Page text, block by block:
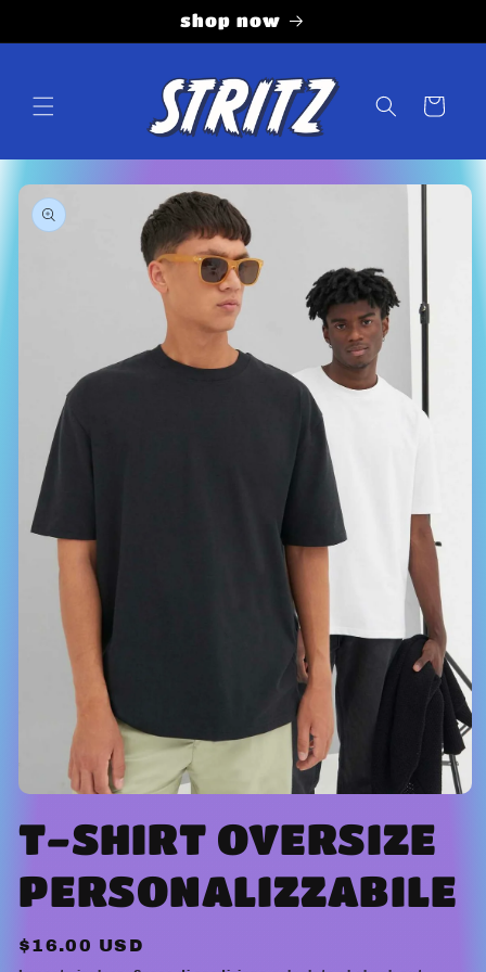
ai contenuti
shop now
Carrello
Passa alle
informazioni
sul prodotto
multimediali
finestra
modale
T-SHIRT OVERSIZE
PERSONALIZZABILE
Prezzo
$16.00 USD